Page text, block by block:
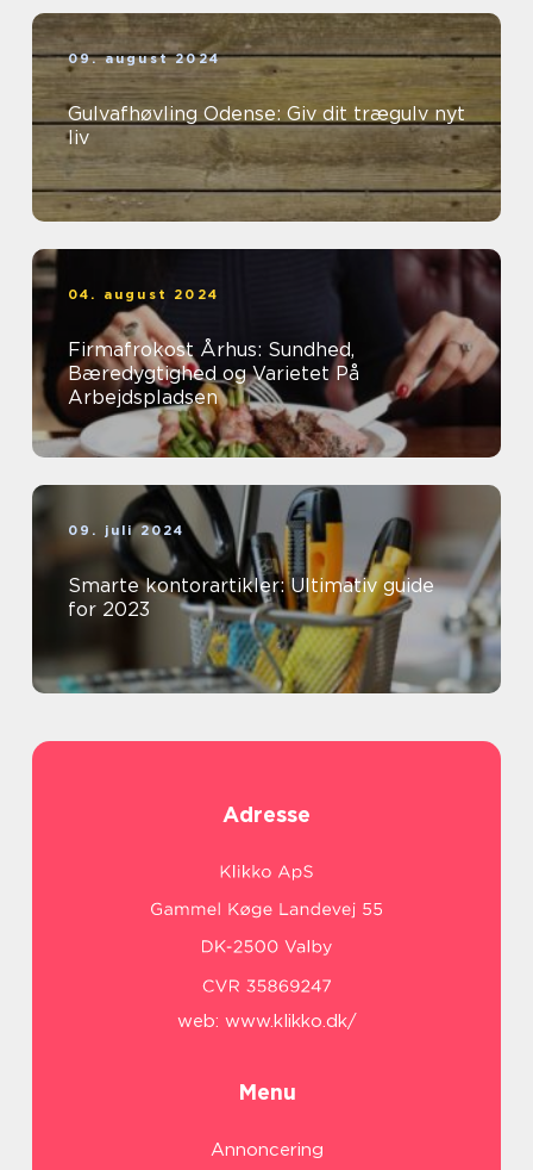
09. august 2024
Gulvafhøvling Odense: Giv dit trægulv nyt
liv
04. august 2024
Firmafrokost Århus: Sundhed,
Bæredygtighed og Varietet På
Arbejdspladsen
09. juli 2024
Smarte kontorartikler: Ultimativ guide
for 2023
Adresse
web: www.klikko.dk/
Menu
Annoncering